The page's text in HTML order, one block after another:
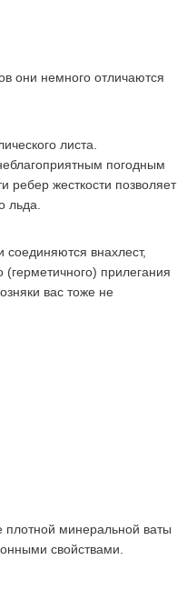
они немного отличаются
листа.
погодным
ребер жесткости позволяет
льда.
соединяются внахлест,
прилегания
вас тоже не
плотной минеральной ваты
свойствами.